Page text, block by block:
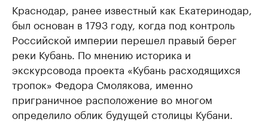
Краснодар, ранее известный как Екатеринодар,
был основан в 1793 году, когда под контроль
Российской империи перешел правый берег
реки Кубань. По мнению историка и
экскурсовода проекта «Кубань расходящихся
тропок» Федора Смолякова, именно
приграничное расположение во многом
определило облик будущей столицы Кубани.